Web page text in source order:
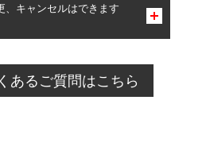
約は可能です。
組み合わせに限り、同時にご予約が
す。
、キャンセルはできます
日前を過ぎている場合のご予約
しては、直接ご予約の店舗まで
あるご質問はこちら